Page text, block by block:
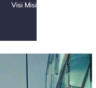
Visi Misi